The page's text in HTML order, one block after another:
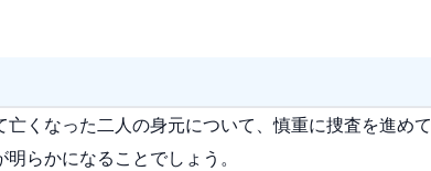
くなった二人の身元について、慎重に捜査を進め
らかになることでしょう。